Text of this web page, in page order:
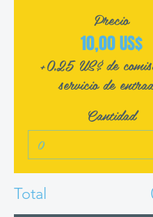
Precio
10,00 US$
+0,25 US$ de
servicio de
Cantidad
Total